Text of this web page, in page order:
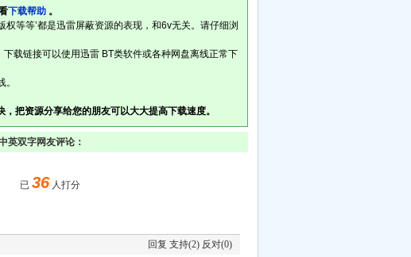
下载帮助 。
等等’都是迅雷屏蔽资源的表现，和6v无关。请仔细浏
载链接可以使用迅雷 BT类软件或各种网盘离线正常下
把资源分享给您的朋友可以大大提高下载速度。
英双字网友评论：